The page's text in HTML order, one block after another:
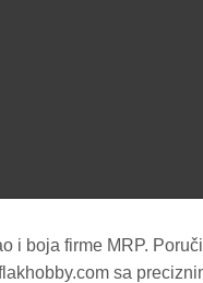
i boja firme MRP.
sa